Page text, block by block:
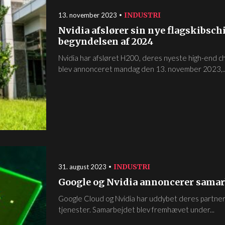
13. november 2023 INDUSTRI
Nvidia afslører sin nye
begyndelsen af 2024
Nvidia har afsløret H200, deres nyeste high-end
blev annonceret mandag den 13. november
31. august 2023 INDUSTRI
Google og Nvidia annoncerer
Google Cloud og Nvidia har uddybet deres
tjenester. Samarbejdet blev fremhævet under...